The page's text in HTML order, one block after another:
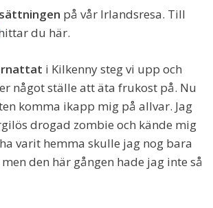
på vår Irlandsresa. Till
du här.
i Kilkenny steg vi upp och
något ställe att äta frukost på. Nu
komma ikapp mig på allvar. Jag
drogad zombie och kände mig
varit hemma skulle jag nog bara
den här gången hade jag inte så